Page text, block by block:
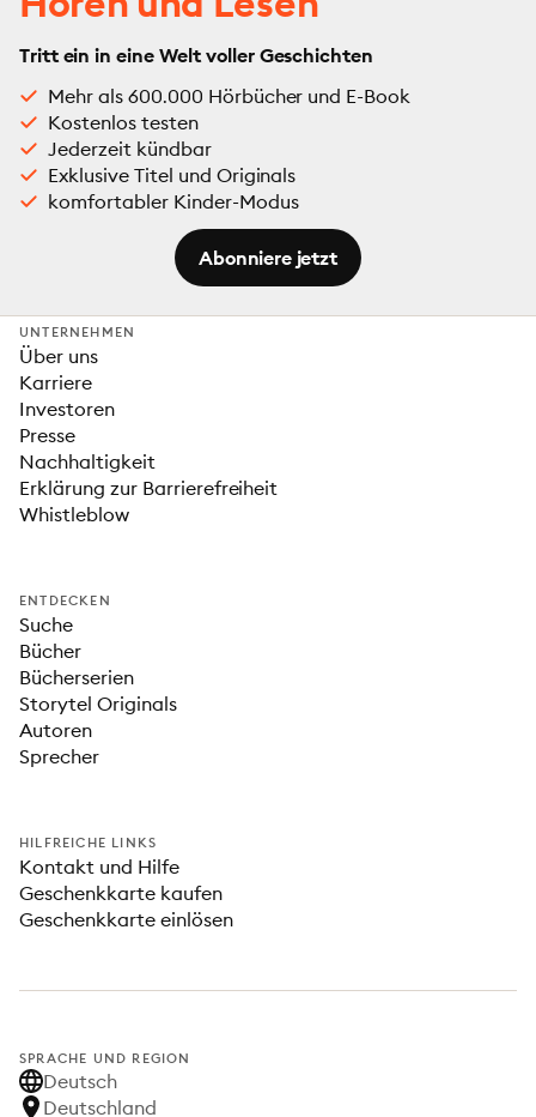
Tritt ein in eine Welt voller Geschichten
Mehr als 600.000 Hörbücher und E-Book
Kostenlos testen
Jederzeit kündbar
Exklusive Titel und Originals
komfortabler Kinder-Modus
Abonniere jetzt
UNTERNEHMEN
Über uns
Karriere
Investoren
Presse
Nachhaltigkeit
Erklärung zur Barrierefreiheit
Whistleblow
ENTDECKEN
Suche
Bücher
Bücherserien
Storytel Originals
Autoren
Sprecher
HILFREICHE LINKS
Kontakt und Hilfe
Geschenkkarte kaufen
Geschenkkarte einlösen
SPRACHE UND REGION
Deutsch
Deutschland